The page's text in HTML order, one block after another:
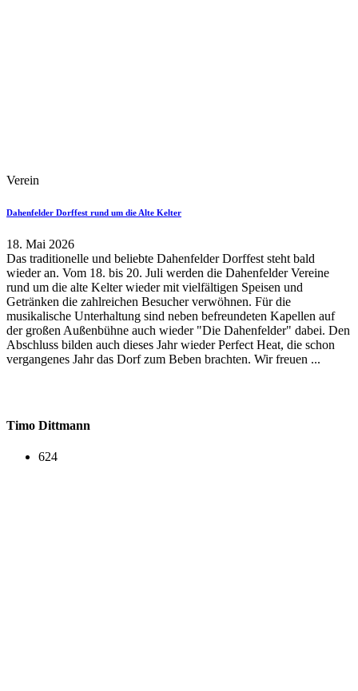
Verein
Dahenfelder Dorffest rund um die Alte Kelter
18. Mai 2026
Das traditionelle und beliebte Dahenfelder Dorffest steht bald
wieder an. Vom 18. bis 20. Juli werden die Dahenfelder Vereine
rund um die alte Kelter wieder mit vielfältigen Speisen und
Getränken die zahlreichen Besucher verwöhnen. Für die
musikalische Unterhaltung sind neben befreundeten Kapellen auf
der großen Außenbühne auch wieder "Die Dahenfelder" dabei. Den
Abschluss bilden auch dieses Jahr wieder Perfect Heat, die schon
vergangenes Jahr das Dorf zum Beben brachten. Wir freuen ...
Timo Dittmann
624